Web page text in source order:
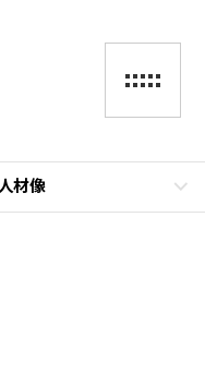
材像